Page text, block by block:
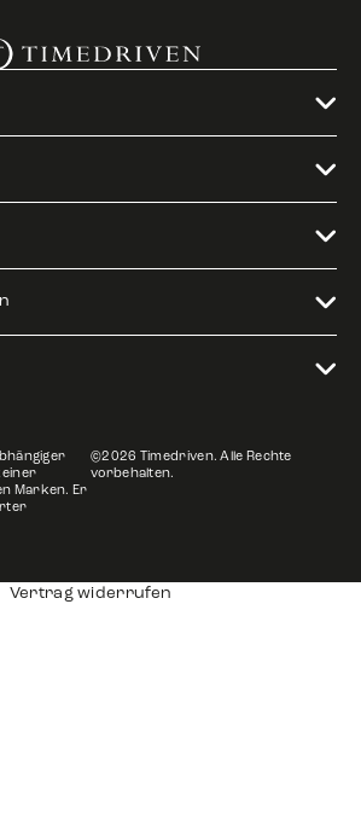
Marken. Er
©2026 Timedriven. Alle Rechte
vorbehalten.
Vertrag widerrufen